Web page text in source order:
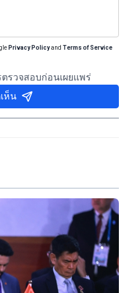
Privacy Policyand Terms of Service
รวจสอบก่อนเผยแพร่
ห็น